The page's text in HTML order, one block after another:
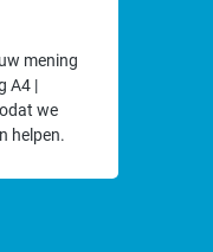
mening
A4 |
we
helpen.